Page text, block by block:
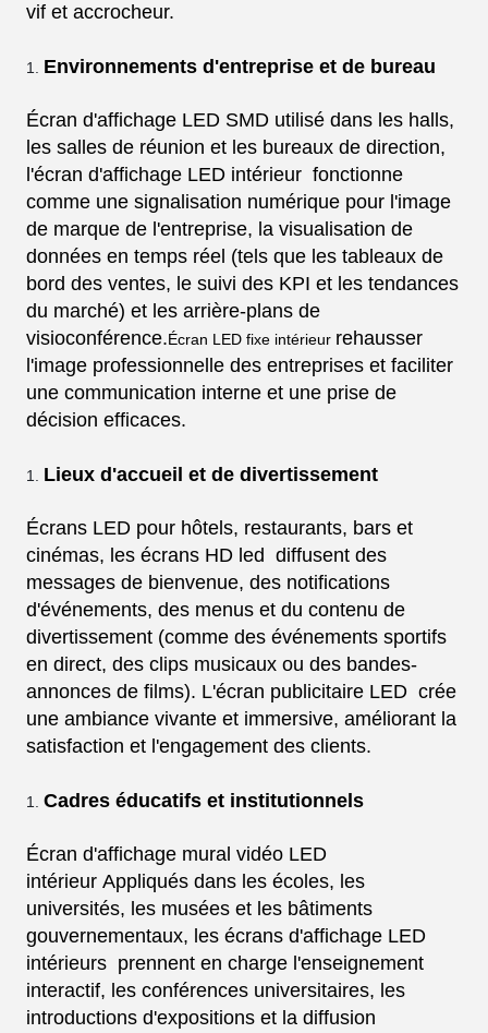
vif et accrocheur.
Environnements d'entreprise et de bureau
Écran d'affichage LED SMD utilisé dans les halls,
les salles de réunion et les bureaux de direction,
l'écran d'affichage LED intérieur fonctionne
comme une signalisation numérique pour l'image
de marque de l'entreprise, la visualisation de
données en temps réel (tels que les tableaux de
bord des ventes, le suivi des KPI et les tendances
du marché) et les arrière-plans de
visioconférence.Écran LED fixe intérieur rehausser
l'image professionnelle des entreprises et faciliter
une communication interne et une prise de
décision efficaces.
Lieux d'accueil et de divertissement
Écrans LED pour hôtels, restaurants, bars et
cinémas, les écrans HD led diffusent des
messages de bienvenue, des notifications
d'événements, des menus et du contenu de
divertissement (comme des événements sportifs
en direct, des clips musicaux ou des bandes-
annonces de films). L'écran publicitaire LED crée
une ambiance vivante et immersive, améliorant la
satisfaction et l'engagement des clients.
Cadres éducatifs et institutionnels
Écran d'affichage mural vidéo LED
intérieur Appliqués dans les écoles, les
universités, les musées et les bâtiments
gouvernementaux, les écrans d'affichage LED
intérieurs prennent en charge l'enseignement
interactif, les conférences universitaires, les
introductions d'expositions et la diffusion